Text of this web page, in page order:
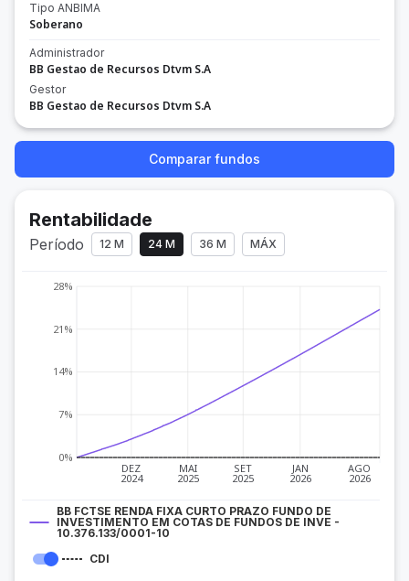
Tipo ANBIMA
Soberano
Administrador
BB Gestao de Recursos Dtvm S.A
Gestor
BB Gestao de Recursos Dtvm S.A
Comparar fundos
Rentabilidade
Período 12 M 24 M 36 M MÁX
DEZ
2024
MAI
2025
SET
2025
JAN
2026
AGO
2026
0%
7%
14%
21%
28%
BB FCTSE RENDA FIXA CURTO PRAZO FUNDO DE
INVESTIMENTO EM COTAS DE FUNDOS DE INVE -
10.376.133/0001-10
CDI